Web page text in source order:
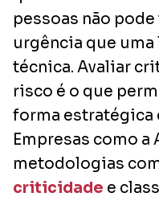
pessoas não
urgência que
técnica. Avaliar
risco é o que
forma estratégica
Empresas como
metodologias
criticidade e